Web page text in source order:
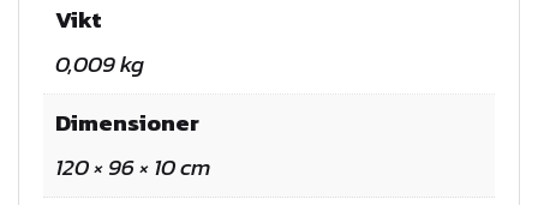
Vikt
0,009 kg
Dimensioner
120 × 96 × 10 cm